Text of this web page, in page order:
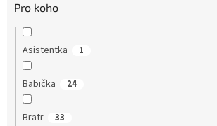
Pro koho
Asistentka 1
Babička 24
Bratr 33